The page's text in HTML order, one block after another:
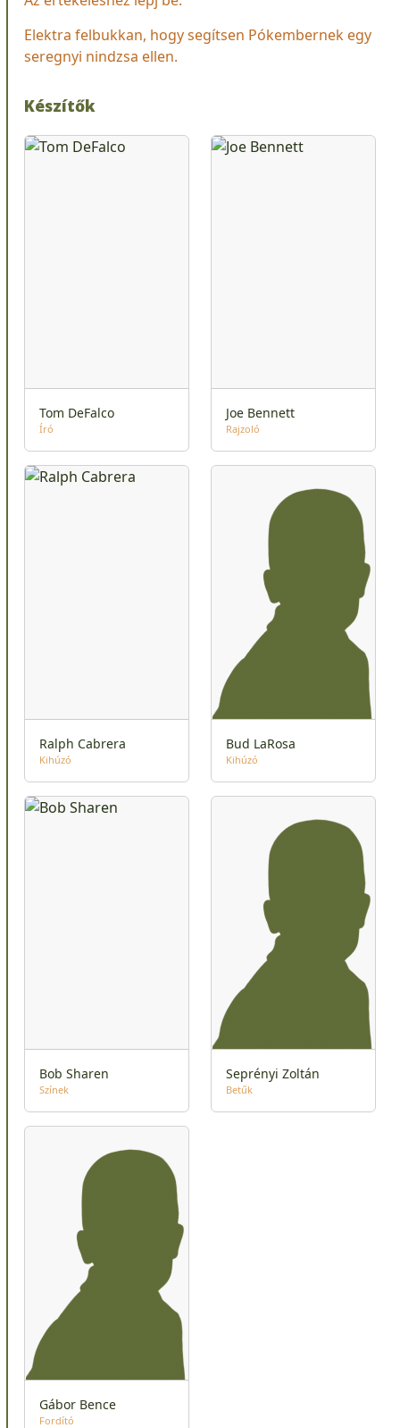
Elektra felbukkan, hogy segítsen Pókembernek egy
seregnyi nindzsa ellen.
Készítők
Tom DeFalco
Író
Joe Bennett
Rajzoló
Ralph Cabrera
Kihúzó
Bud LaRosa
Kihúzó
Bob Sharen
Színek
Seprényi Zoltán
Betűk
Gábor Bence
Fordító